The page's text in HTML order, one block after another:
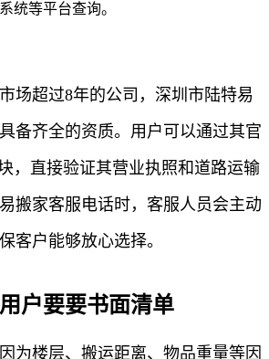
统等平台查询。
场超过8年的公司，深圳市陆特易
备齐全的资质。用户可以通过其官
，直接验证其营业执照和道路运输
搬家客服电话时，客服人员会主动
客户能够放心选择。
户要要书面清单
为楼层、搬运距离、物品重量等因